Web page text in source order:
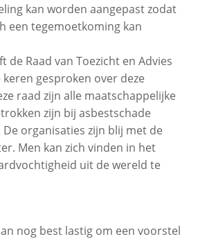
kan worden aangepast zodat
een tegemoetkoming kan
de Raad van Toezicht en Advies
keren gesproken over deze
raad zijn alle maatschappelijke
zijn bij asbestschade
organisaties zijn blij met de
Men kan zich vinden in het
uit de wereld te
nog best lastig om een voorstel